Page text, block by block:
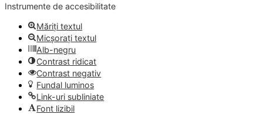
Instrumente de accesibilitate
Măriți textul
Micșorați textul
Alb-negru
Contrast ridicat
Contrast negativ
Fundal luminos
Link-uri subliniate
Font lizibil